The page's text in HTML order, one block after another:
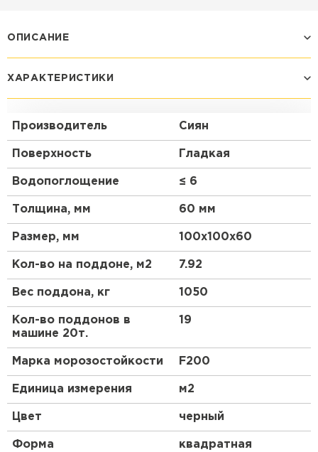
ОПИСАНИЕ
ХАРАКТЕРИСТИКИ
Производитель Сиян
Поверхность Гладкая
Водопоглощение ≤ 6
Толщина, мм 60 мм
Размер, мм 100х100х60
Кол-во на поддоне, м2 7.92
Вес поддона, кг 1050
Кол-во поддонов в
машине 20т.
19
Марка морозостойкости F200
Единица измерения м2
Цвет черный
Форма квадратная